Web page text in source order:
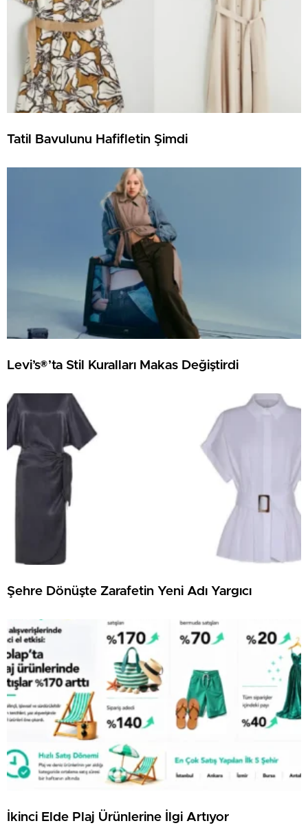
Tatil Bavulunu Hafifletin Şimdi
Levi’s®’ta Stil Kuralları Makas Değiştirdi
Şehre Dönüşte Zarafetin Yeni Adı Yargıcı
İkinci Elde Plaj Ürünlerine İlgi Artıyor